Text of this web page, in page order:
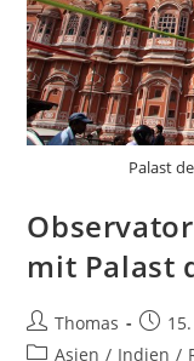
Palast
mit Palast
Beitrags-
Autor:
Thomas
Beitrag
Beitrags-
Asien / Indien /